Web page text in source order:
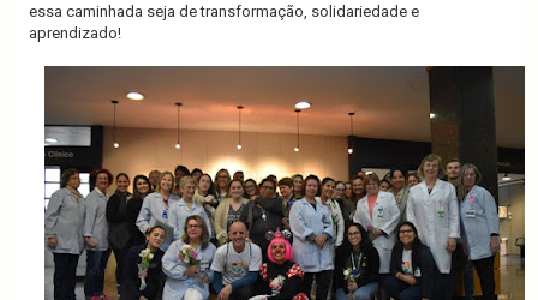
essa caminhada seja de transformação, solidariedade e
aprendizado!